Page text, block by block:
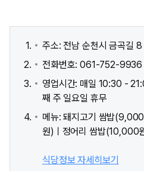
주소: 전남 순천시 금곡길 8
전화번호: 061-752-9936
영업시간: 매일 10:30 -
째 주 일요일 휴무
메뉴: 돼지고기 쌈밥
원)ㅣ정어리 쌈밥(10,000
식당정보 자세히보기